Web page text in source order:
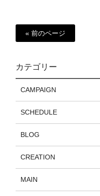
« 前のページ
カテゴリー
CAMPAIGN
SCHEDULE
BLOG
CREATION
MAIN